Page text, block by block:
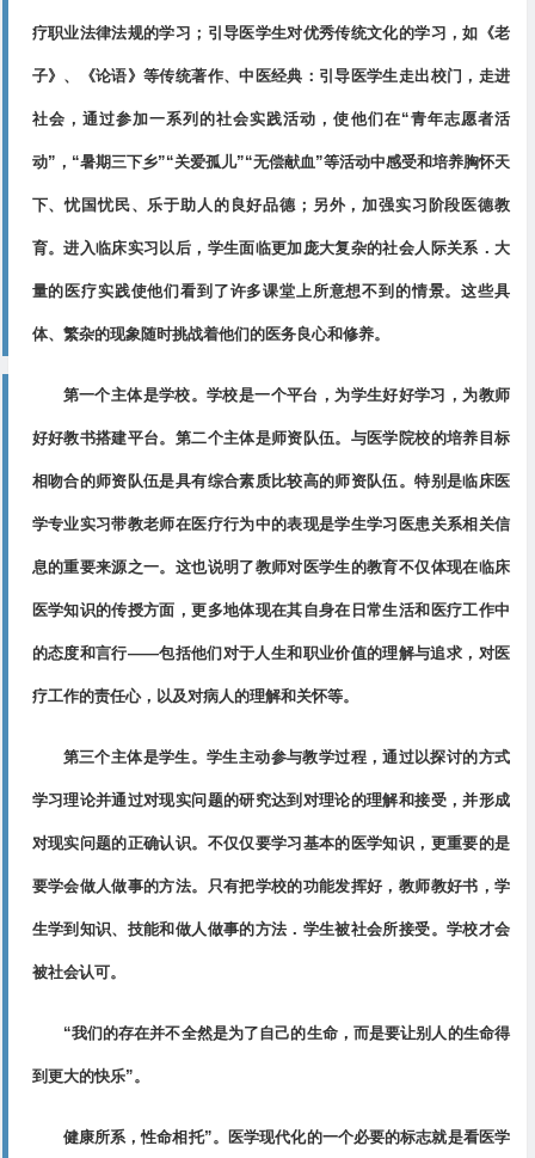
疗职业法律法规的学习；引导医学生对优秀传统文化的学习，如《老
子》、《论语》等传统著作、中医经典：引导医学生走出校门，走进
社会，通过参加一系列的社会实践活动，使他们在“青年志愿者活
动”，“暑期三下乡”“关爱孤儿”“无偿献血”等活动中感受和培养胸怀天
下、忧国忧民、乐于助人的良好品德；另外，加强实习阶段医德教
育。进入临床实习以后，学生面临更加庞大复杂的社会人际关系．大
量的医疗实践使他们看到了许多课堂上所意想不到的情景。这些具
体、繁杂的现象随时挑战着他们的医务良心和修养。
第一个主体是学校。学校是一个平台，为学生好好学习，为教师
好好教书搭建平台。第二个主体是师资队伍。与医学院校的培养目标
相吻合的师资队伍是具有综合素质比较高的师资队伍。特别是临床医
学专业实习带教老师在医疗行为中的表现是学生学习医患关系相关信
息的重要来源之一。这也说明了教师对医学生的教育不仅体现在临床
医学知识的传授方面，更多地体现在其自身在日常生活和医疗工作中
的态度和言行——包括他们对于人生和职业价值的理解与追求，对医
疗工作的责任心，以及对病人的理解和关怀等。
第三个主体是学生。学生主动参与教学过程，通过以探讨的方式
学习理论并通过对现实问题的研究达到对理论的理解和接受，并形成
对现实问题的正确认识。不仅仅要学习基本的医学知识，更重要的是
要学会做人做事的方法。只有把学校的功能发挥好，教师教好书，学
生学到知识、技能和做人做事的方法．学生被社会所接受。学校才会
被社会认可。
“我们的存在并不全然是为了自己的生命，而是要让别人的生命得
到更大的快乐”。
健康所系，性命相托”。医学现代化的一个必要的标志就是看医学